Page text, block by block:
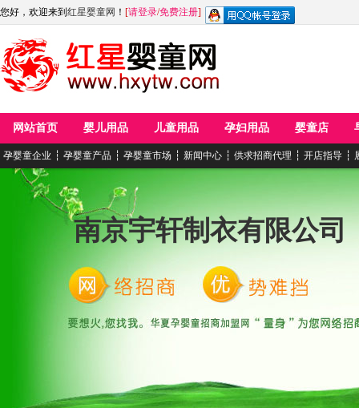
您好，欢迎来到 红星婴童网 ！ [请登录/免费注册]
网站首页 婴儿用品 儿童用品 孕妇用品 婴童店
孕婴童企业 ┆ 孕婴童产品 ┆ 孕婴童市场 ┆ 新闻中心 ┆ 供求招商代理 ┆ 开店指导 ┆
南京宇轩制衣有限公司